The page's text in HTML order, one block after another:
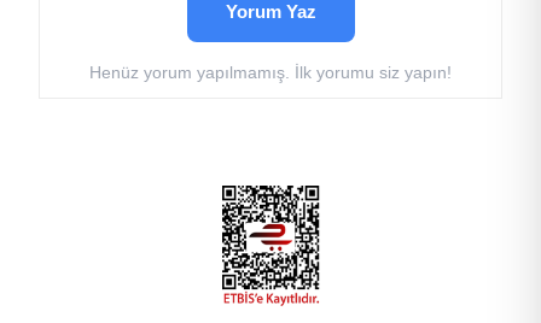
Protein %9,5
Diyetsel Lif %0,6
Vitamin D3 200 IU/kg
Demir 3,6 mg/kg
Iyot 0,35 mg/kg
Bakır 2,8 mg/kg
Yorum Yaz
Henüz yorum yapılmamış. İlk yorumu siz yapın!